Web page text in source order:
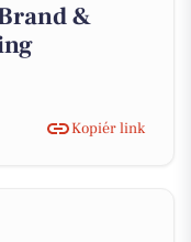
&
Kopiér link